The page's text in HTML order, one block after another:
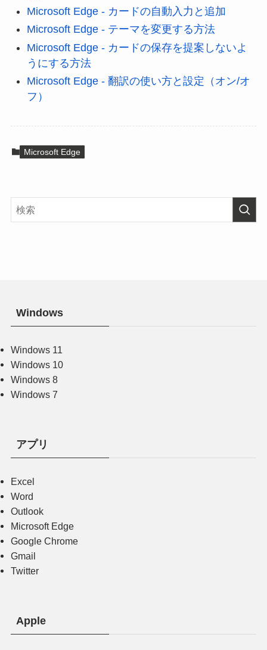
Microsoft Edge - カードの自動入力と追加
Microsoft Edge - テーマを変更する方法
Microsoft Edge - カードの保存を提案しないよ
うにする方法
Microsoft Edge - 翻訳の使い方と設定（オン/オ
フ）
Microsoft Edge
Windows
Windows 11
Windows 10
Windows 8
Windows 7
アプリ
Excel
Word
Outlook
Microsoft Edge
Google Chrome
Gmail
Twitter
Apple